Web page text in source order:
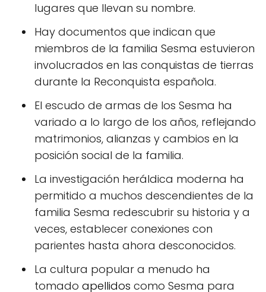
lugares que llevan su nombre.
Hay documentos que indican que
miembros de la familia Sesma estuvieron
involucrados en las conquistas de tierras
durante la Reconquista española.
El escudo de armas de los Sesma ha
variado a lo largo de los años, reflejando
matrimonios, alianzas y cambios en la
posición social de la familia.
La investigación heráldica moderna ha
permitido a muchos descendientes de la
familia Sesma redescubrir su historia y a
veces, establecer conexiones con
parientes hasta ahora desconocidos.
La cultura popular a menudo ha
tomado apellidos como Sesma para